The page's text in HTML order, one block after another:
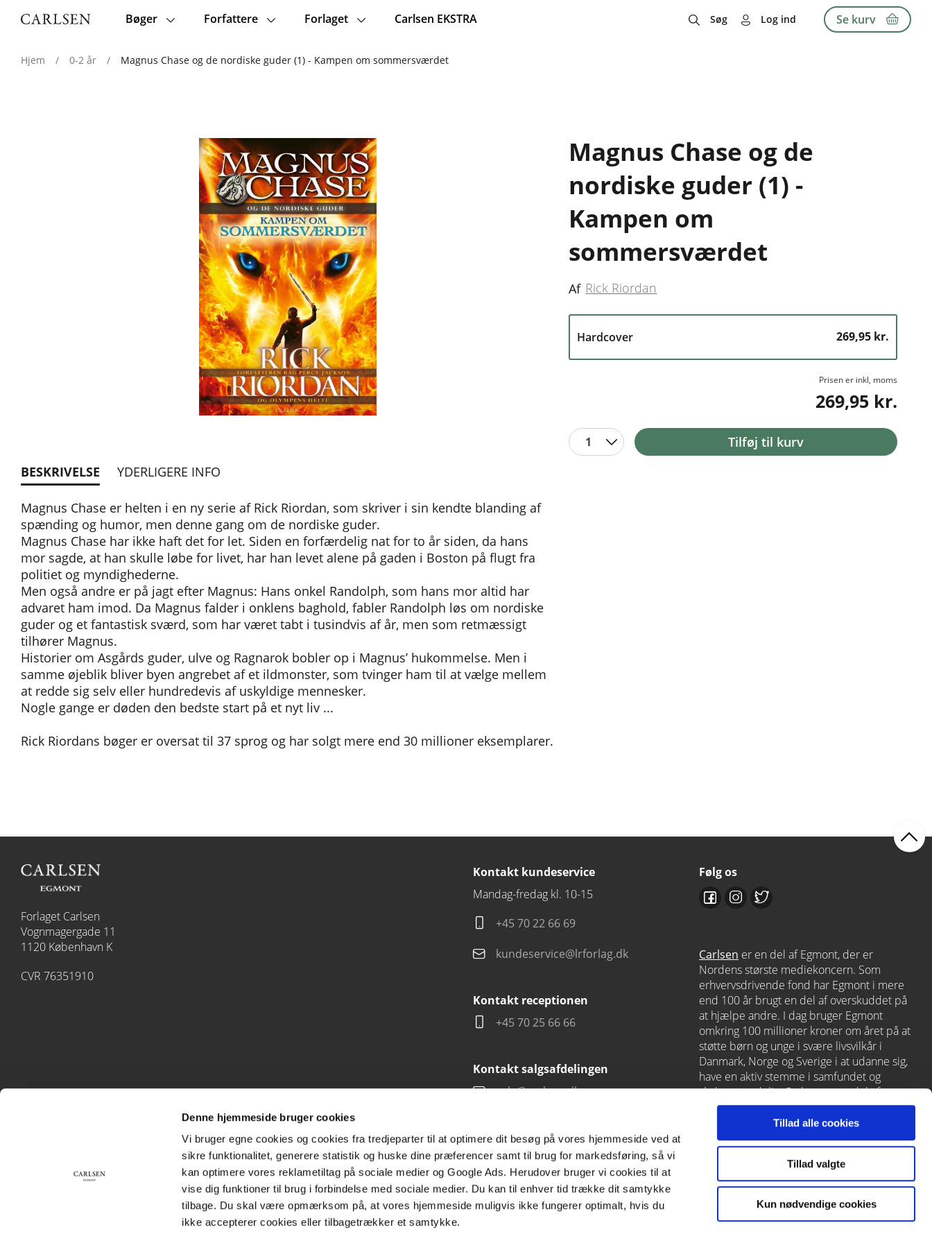
Denne hjemmeside bruger cookies
Vi bruger egne cookies og cookies fra tredjeparter til at optimere dit besøg på vores hjemmeside ved at
sikre funktionalitet, generere statistik og huske dine præferencer samt til brug for markedsføring, så vi
kan optimere vores reklametiltag på sociale medier og Google Ads. Herudover bruger vi cookies til at
vise dig funktioner til brug i forbindelse med sociale medier. Du kan til enhver tid trække dit samtykke
tilbage. Du skal være opmærksom på, at vores hjemmeside muligvis ikke fungerer optimalt, hvis du
ikke accepterer cookies eller tilbagetrækker et samtykke.
Tillad alle cookies
Tillad valgte
Kun nødvendige cookies
Main
Bøger Forfattere Forlaget Carlsen EKSTRA Søg Log ind Se kurv
Hjem / 0-2 år / Magnus Chase og de nordiske guder (1) - Kampen om sommersværdet
Magnus Chase og de
nordiske guder (1) -
Kampen om
sommersværdet
Af Rick Riordan
Hardcover 269,95 kr.
Prisen er inkl, moms
269,95 kr.
1
Tilføj til kurv
BESKRIVELSE
YDERLIGERE INFO
Magnus Chase er helten i en ny serie af Rick Riordan, som skriver i sin kendte blanding af
spænding og humor, men denne gang om de nordiske guder.
Magnus Chase har ikke haft det for let. Siden en forfærdelig nat for to år siden, da hans
mor sagde, at han skulle løbe for livet, har han levet alene på gaden i Boston på flugt fra
politiet og myndighederne.
Men også andre er på jagt efter Magnus: Hans onkel Randolph, som hans mor altid har
advaret ham imod. Da Magnus falder i onklens baghold, fabler Randolph løs om nordiske
guder og et fantastisk sværd, som har været tabt i tusindvis af år, men som retmæssigt
tilhører Magnus.
Historier om Asgårds guder, ulve og Ragnarok bobler op i Magnus’ hukommelse. Men i
samme øjeblik bliver byen angrebet af et ildmonster, som tvinger ham til at vælge mellem
at redde sig selv eller hundredevis af uskyldige mennesker.
Nogle gange er døden den bedste start på et nyt liv ...
Rick Riordans bøger er oversat til 37 sprog og har solgt mere end 30 millioner eksemplarer.
Forlaget Carlsen
Vognmagergade 11
1120 København K
CVR 76351910
Kontakt kundeservice
Mandag-fredag kl. 10-15
+45 70 22 66 69
kundeservice@lrforlag.dk
Kontakt receptionen
+45 70 25 66 66
Kontakt salgsafdelingen
salg@carlsen.dk
Følg os
Carlsen er en del af Egmont, der er
Nordens største mediekoncern. Som
erhvervsdrivende fond har Egmont i mere
end 100 år brugt en del af overskuddet på
at hjælpe andre. I dag bruger Egmont
omkring 100 millioner kroner om året på at
støtte børn og unge i svære livsvilkår i
Danmark, Norge og Sverige i at udanne sig,
have en aktiv stemme i samfundet og
skabe et godt liv. Carlsen er en del af
Egmont viaLindhardt og Ringhof, som
også rummer L&R Uddannelse – et af
Danmarks førende læringshuse med
Alinea,GoTutor(herunder iNorge),
moxis.